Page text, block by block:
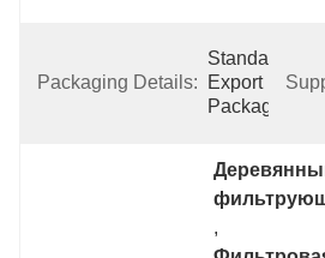
Packaging Details:
Standard
Export
Package
,